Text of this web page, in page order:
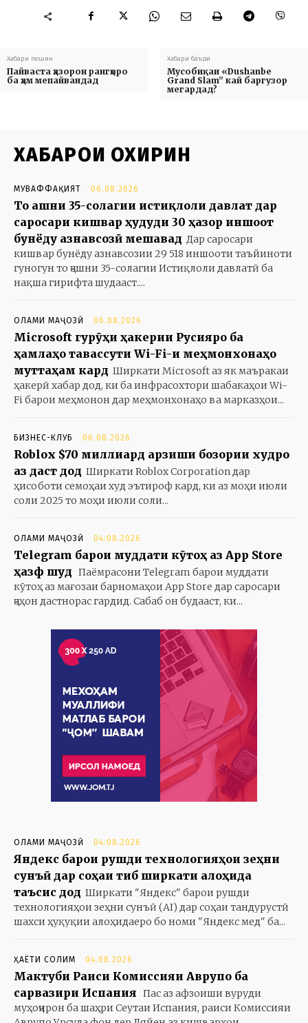
Хабари пешин
Пайваста ҳазорон рангҳоро
ба ҳам мепайвандад
Хабари баъди
Мусобиқаи «Dushanbe
Grand Slam” кай баргузор
мегардад?
ХАБАРҲОИ ОХИРИН
МУВАФФАҚИЯТ 06.08.2026
То ҷашни 35-солагии истиқлоли давлат дар
саросари кишвар ҳудуди 30 ҳазор иншоот
бунёду азнавсозӣ мешавад Дар саросари
кишвар бунёду азнавсозии 29 518 иншооти таъйиноти
гуногун то ҷашни 35-солагии Истиқлоли давлатӣ ба
нақша гирифта шудааст....
ОЛАМИ МАҶОЗӢ 06.08.2026
Microsoft гурӯҳи ҳакерии Русияро ба
ҳамлаҳо тавассути Wi-Fi-и меҳмонхонаҳо
муттаҳам кард Ширкати Microsoft аз як маъракаи
ҳакерӣ хабар дод, ки ба инфрасохтори шабакаҳои Wi-
Fi барои меҳмонон дар меҳмонхонаҳо ва марказҳои...
БИЗНЕС-КЛУБ 06.08.2026
Roblox $70 миллиард арзиши бозории худро
аз даст дод Ширкати Roblox Corporation дар
ҳисоботи семоҳаи худ эътироф кард, ки аз моҳи июли
соли 2025 то моҳи июли соли...
ОЛАМИ МАҶОЗӢ 04.08.2026
Telegram барои муддати кӯтоҳ аз App Store
ҳазф шуд Паёмрасони Telegram барои муддати
кӯтоҳ аз мағозаи барномаҳои App Store дар саросари
ҷаҳон дастнорас гардид. Сабаб он будааст, ки...
ОЛАМИ МАҶОЗӢ 04.08.2026
Яндекс барои рушди технологияҳои зеҳни
сунъӣ дар соҳаи тиб ширкати алоҳида
таъсис дод Ширкати "Яндекс" барои рушди
технологияҳои зеҳни сунъӣ (AI) дар соҳаи тандурустӣ
шахси ҳуқуқии алоҳидаеро бо номи "Яндекс мед" ба...
ҲАЁТИ СОЛИМ 04.08.2026
Мактуби Раиси Комиссияи Аврупо ба
сарвазири Испания Пас аз афзоиши вуруди
муҳоҷирон ба шаҳри Сеутаи Испания, раиси Комиссияи